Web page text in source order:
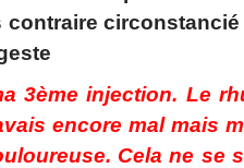
contraire
3ème injection. Le
encore mal mais
Cela ne se